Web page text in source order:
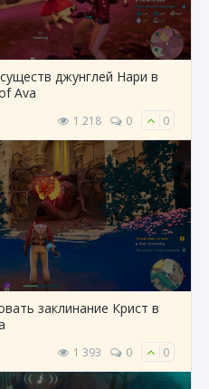
джунглей Нари в
Ava
1 218 0 0
заклинание Крист в
1 393 0 0